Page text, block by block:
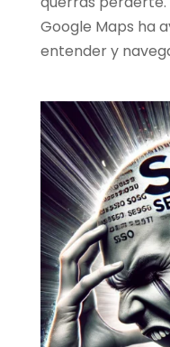
Google Maps ha
entender y